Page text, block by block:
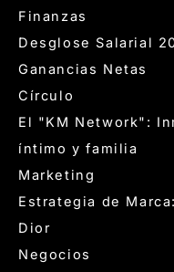
Finanzas
Desglose Salarial
Ganancias Netas
Círculo
El "KM Network":
íntimo y familia
Marketing
Estrategia de
Dior
Negocios